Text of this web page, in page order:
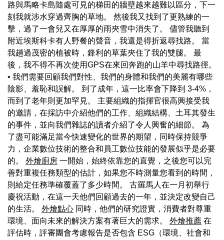
路與馬略卡島隨處可見的梯田的牆壁越來越難以區分，下一
刻我就涉水穿過齊胸的草地。 然後我又找到了更熟練的一
擊，過了一會兒又在厚厚的雨夾雪中消失了。 儘管我聽到
附近埃斯科卡有人野餐的聲音，我還是得折返尋找路。 當
我趟過茂密的植被時，鋒利的草葉夾住了我的雙腿。 最
後，我不得不再次使用GPS在來回奔跑的山羊中尋找路徑。
• 我們需要回顧我們對性、我們的身體和我們的美麗有哪些
陰影、羞恥和誤解。 到了成年，這一比率會下降到 3-4%，
而到了老年則更加罕見。 主要組織的指揮官很高興接受我
的邀請，在採訪中介紹他們的工作、組織結構、土耳其發生
的事件，並向我們雜誌的讀者介紹了令人興奮的細節。 為
了盡可能滿足當今快速變化的世界的期望，同時保持競爭
力，企業數位技術的整合和員工數位技能的發展似乎是必要
的。 外燴廚房 一開始，始終依靠您的直覺，之後您可以完
善對重複任務類型的估計，如果您不時測量您看到的時間，
則給定任務準確覆蓋了多少時間。 古羅馬人在一月初舉行
慶祝活動，在這一天他們回顧過去的一年，並決定改變自己
的生活。 外燴點心 同時，他們的研究證實，消費者對尊重
環境、面向未來的解決方案有著巨大的需求。 外燴推薦 在
評估時，評審團會考慮報告是否包含 ESG（環境、社會和